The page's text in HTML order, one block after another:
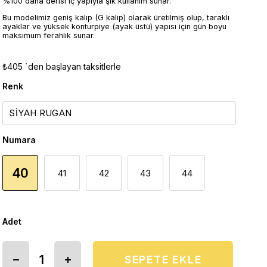
Bu modelimiz geniş kalıp (G kalıp) olarak üretilmiş olup, taraklı
ayaklar ve yüksek konturpiye (ayak üstü) yapısı için gün boyu
maksimum ferahlık sunar.
₺405 `den başlayan taksitlerle
Renk
Numara
40 41 42 43 44
Adet